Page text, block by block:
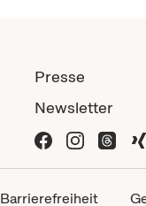
Presse
Newsletter
Barrierefreiheit